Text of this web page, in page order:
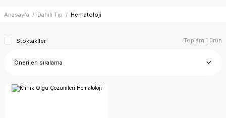
Anasayfa Dahili Tıp Hematoloji
Stoktakiler Toplam 1 ürün